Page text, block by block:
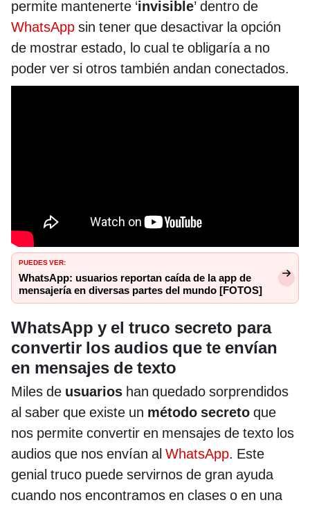
permite mantenerte ‘invisible’ dentro de
WhatsApp sin tener que desactivar la opción
de mostrar estado, lo cual te obligaría a no
poder ver si otros también andan conectados.
PUEDES VER:
WhatsApp: usuarios reportan caída de la app de
mensajería en diversas partes del mundo [FOTOS]
WhatsApp y el truco secreto para
convertir los audios que te envían
en mensajes de texto
Miles de usuarios han quedado sorprendidos
al saber que existe un método secreto que
nos permite convertir en mensajes de texto los
audios que nos envían al WhatsApp. Este
genial truco puede servirnos de gran ayuda
cuando nos encontramos en clases o en una